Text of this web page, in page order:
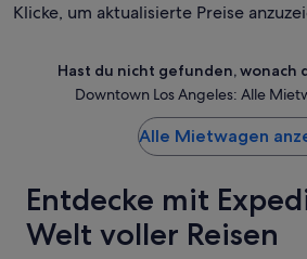
Klicke, um aktualisierte Preise
Hast du nicht gefunden, wonach
Downtown Los Angeles: Alle
Alle Mietwagen
Entdecke mit
Welt voller Reisen